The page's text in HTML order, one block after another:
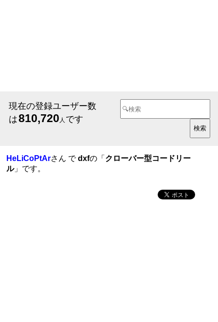
現在の登録ユーザー数
は810,720 人 です
HeLiCoPtArさん でdxfの「 クローバー型コードリー
ル」です。